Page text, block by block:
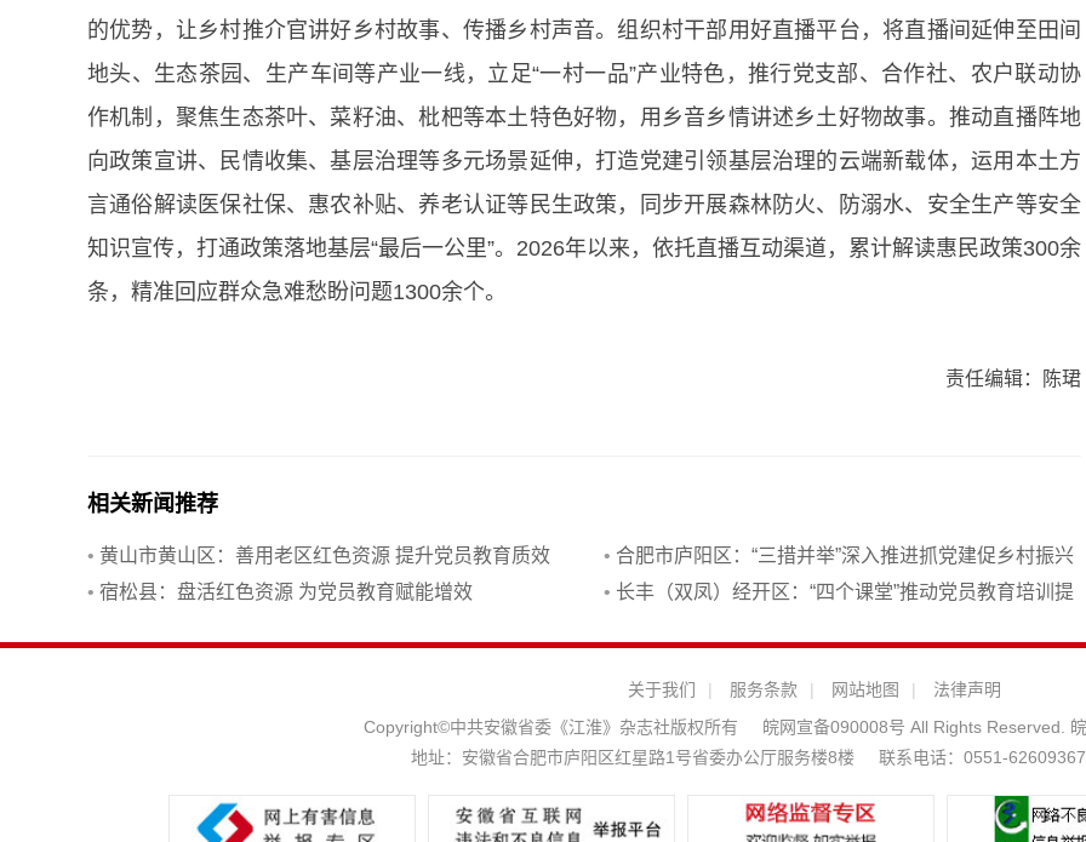
的优势，让乡村推介官讲好乡村故事、传播乡村声音。组织村干部用好直播平台，将直播间延伸至田间
地头、生态茶园、生产车间等产业一线，立足“一村一品”产业特色，推行党支部、合作社、农户联动协
作机制，聚焦生态茶叶、菜籽油、枇杷等本土特色好物，用乡音乡情讲述乡土好物故事。推动直播阵地
向政策宣讲、民情收集、基层治理等多元场景延伸，打造党建引领基层治理的云端新载体，运用本土方
言通俗解读医保社保、惠农补贴、养老认证等民生政策，同步开展森林防火、防溺水、安全生产等安全
知识宣传，打通政策落地基层“最后一公里”。2026年以来，依托直播互动渠道，累计解读惠民政策300余
条，精准回应群众急难愁盼问题1300余个。
责任编辑：陈珺
相关新闻推荐
• 黄山市黄山区：善用老区红色资源 提升党员教育质效 • 合肥市庐阳区：“三措并举”深入推进抓党建促乡村振兴
• 宿松县：盘活红色资源 为党员教育赋能增效 • 长丰（双凤）经开区：“四个课堂”推动党员教育培训提
关于我们 | 服务条款 | 网站地图 |
法律声明
Copyright©中共安徽省委《江淮》杂志社版权所有
皖网宣备090008号 All Rights Reserved.
地址：安徽省合肥市庐阳区红星路1号省委办公厅服务楼8楼
联系电话：0551-62609367